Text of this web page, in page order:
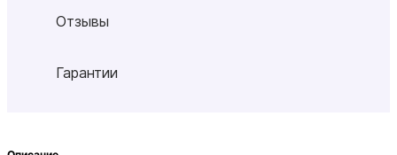
Отзывы
Гарантии